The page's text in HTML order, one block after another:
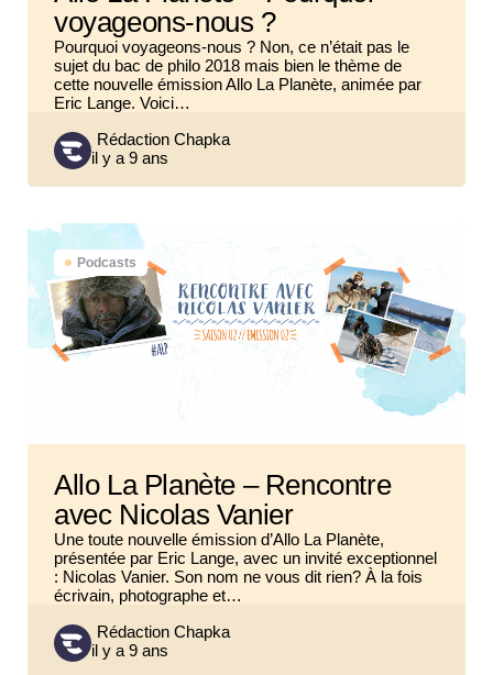
voyageons-nous ?
Pourquoi voyageons-nous ? Non, ce n’était pas le
sujet du bac de philo 2018 mais bien le thème de
cette nouvelle émission Allo La Planète, animée par
Eric Lange. Voici…
Posted
by
Rédaction Chapka
il y a 9 ans
Podcasts
Allo La Planète – Rencontre
avec Nicolas Vanier
Une toute nouvelle émission d’Allo La Planète,
présentée par Eric Lange, avec un invité exceptionnel
: Nicolas Vanier. Son nom ne vous dit rien? À la fois
écrivain, photographe et…
Posted
by
Rédaction Chapka
il y a 9 ans